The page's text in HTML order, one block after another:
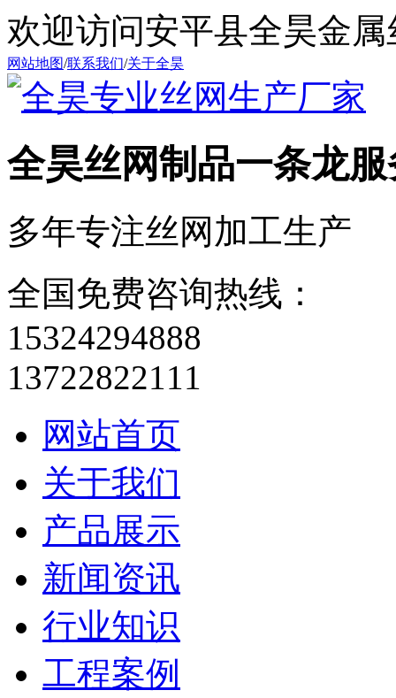
欢迎访问安平县全昊金
网站地图/联系我们/关于全昊
全昊丝网制品一条龙
多年专注丝网加工生产
全国免费咨询热线：
15324294888
13722822111
网站首页
关于我们
产品展示
新闻资讯
行业知识
工程案例